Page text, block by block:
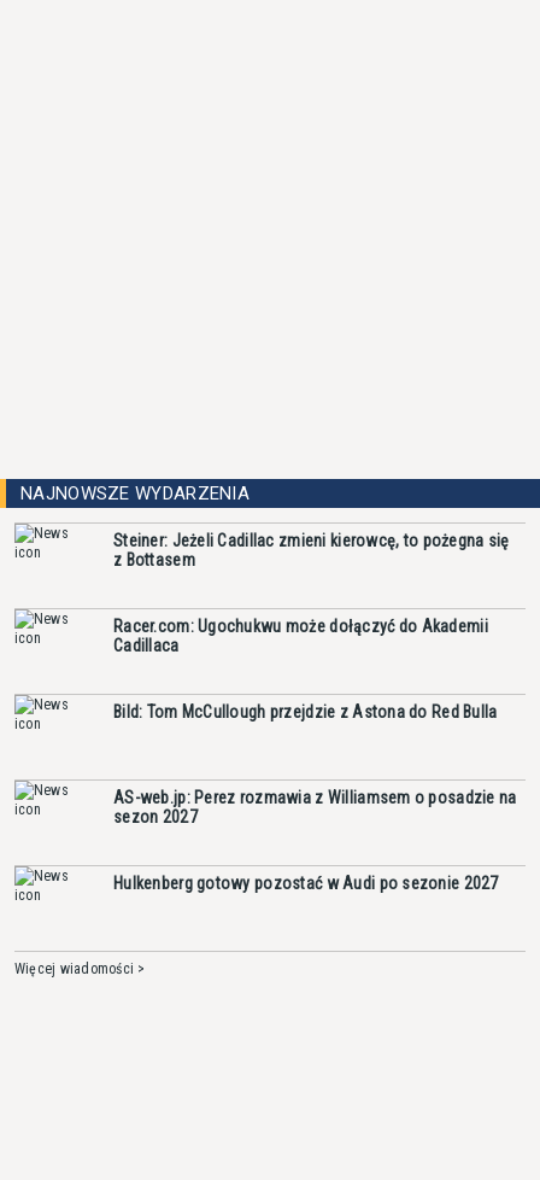
NAJNOWSZE WYDARZENIA
Steiner: Jeżeli Cadillac zmieni kierowcę, to pożegna się
z Bottasem
Racer.com: Ugochukwu może dołączyć do Akademii
Cadillaca
Bild: Tom McCullough przejdzie z Astona do Red Bulla
AS-web.jp: Perez rozmawia z Williamsem o posadzie na
sezon 2027
Hulkenberg gotowy pozostać w Audi po sezonie 2027
Więcej wiadomości >